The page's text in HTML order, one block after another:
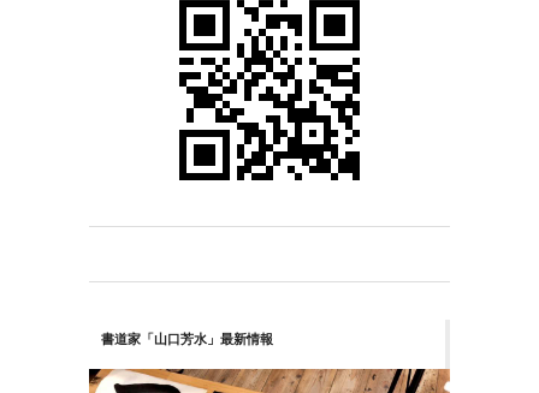
書道家「山口芳水」最新情報